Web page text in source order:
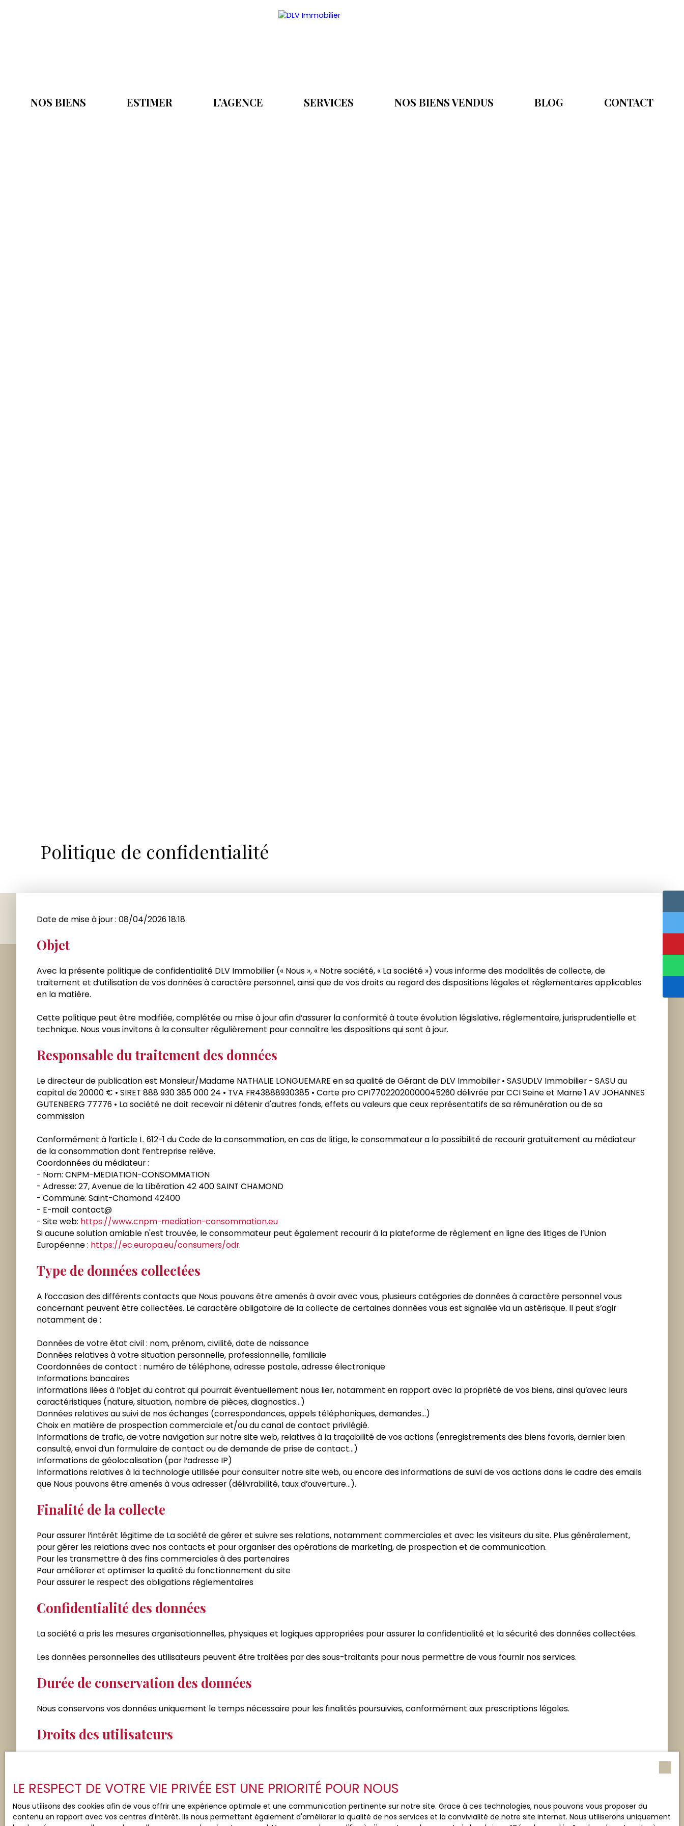
NOS BIENS ESTIMER L'AGENCE SERVICES NOS BIENS VENDUS BLOG CONTACT
Politique de confidentialité
Date de mise à jour : 08/04/2026 18:18
Objet
Avec la présente politique de confidentialité DLV Immobilier (« Nous », « Notre société, « La société ») vous informe des modalités de collecte, de
traitement et d’utilisation de vos données à caractère personnel, ainsi que de vos droits au regard des dispositions légales et réglementaires applicables
en la matière.
Cette politique peut être modifiée, complétée ou mise à jour afin d’assurer la conformité à toute évolution législative, réglementaire, jurisprudentielle et
technique. Nous vous invitons à la consulter régulièrement pour connaître les dispositions qui sont à jour.
Responsable du traitement des données
Le directeur de publication est Monsieur/Madame NATHALIE LONGUEMARE en sa qualité de Gérant de DLV Immobilier • SASUDLV Immobilier - SASU au
capital de 20000 € • SIRET 888 930 385 000 24 • TVA FR43888930385 • Carte pro CPI77022020000045260 délivrée par CCI Seine et Marne 1 AV JOHANNES
GUTENBERG 77776 • La société ne doit recevoir ni détenir d'autres fonds, effets ou valeurs que ceux représentatifs de sa rémunération ou de sa
commission
Conformément à l’article L. 612-1 du Code de la consommation, en cas de litige, le consommateur a la possibilité de recourir gratuitement au médiateur
de la consommation dont l’entreprise relève.
Coordonnées du médiateur :
- Nom: CNPM-MEDIATION-CONSOMMATION
- Adresse: 27, Avenue de la Libération 42 400 SAINT CHAMOND
- Commune: Saint-Chamond 42400
- E-mail: contact@
- Site web: https://www.cnpm-mediation-consommation.eu
Si aucune solution amiable n'est trouvée, le consommateur peut également recourir à la plateforme de règlement en ligne des litiges de l’Union
Européenne : https://ec.europa.eu/consumers/odr.
Type de données collectées
A l’occasion des différents contacts que Nous pouvons être amenés à avoir avec vous, plusieurs catégories de données à caractère personnel vous
concernant peuvent être collectées. Le caractère obligatoire de la collecte de certaines données vous est signalée via un astérisque. Il peut s’agir
notamment de :
Données de votre état civil : nom, prénom, civilité, date de naissance
Données relatives à votre situation personnelle, professionnelle, familiale
Coordonnées de contact : numéro de téléphone, adresse postale, adresse électronique
Informations bancaires
Informations liées à l’objet du contrat qui pourrait éventuellement nous lier, notamment en rapport avec la propriété de vos biens, ainsi qu’avec leurs
caractéristiques (nature, situation, nombre de pièces, diagnostics…)
Données relatives au suivi de nos échanges (correspondances, appels téléphoniques, demandes…)
Choix en matière de prospection commerciale et/ou du canal de contact privilégié.
Informations de trafic, de votre navigation sur notre site web, relatives à la traçabilité de vos actions (enregistrements des biens favoris, dernier bien
consulté, envoi d’un formulaire de contact ou de demande de prise de contact…)
Informations de géolocalisation (par l’adresse IP)
Informations relatives à la technologie utilisée pour consulter notre site web, ou encore des informations de suivi de vos actions dans le cadre des emails
que Nous pouvons être amenés à vous adresser (délivrabilité, taux d’ouverture…).
Finalité de la collecte
Pour assurer l’intérêt légitime de La société de gérer et suivre ses relations, notamment commerciales et avec les visiteurs du site. Plus généralement,
pour gérer les relations avec nos contacts et pour organiser des opérations de marketing, de prospection et de communication.
Pour les transmettre à des fins commerciales à des partenaires
Pour améliorer et optimiser la qualité du fonctionnement du site
Pour assurer le respect des obligations réglementaires
Confidentialité des données
La société a pris les mesures organisationnelles, physiques et logiques appropriées pour assurer la confidentialité et la sécurité des données collectées.
Les données personnelles des utilisateurs peuvent être traitées par des sous-traitants pour nous permettre de vous fournir nos services.
Durée de conservation des données
Nous conservons vos données uniquement le temps nécessaire pour les finalités poursuivies, conformément aux prescriptions légales.
Droits des utilisateurs
leurs données personnelles en
Si vous ne souhaitez pas faire l'objet de prospection commerciale par voie téléphonique, vous pouvez vous inscrire gratuitement sur la liste d'opposition
au démarchage téléphonique, prévu par l'article L223-1 du code de la consommation, sur le site Internetwww.bloctel.gouv.frou par courrier adressé à
LE RESPECT DE VOTRE VIE PRIVÉE EST UNE PRIORITÉ POUR NOUS
Nous utilisons des cookies afin de vous offrir une expérience optimale et une communication pertinente sur notre site. Grace à ces technologies, nous pouvons vous proposer du
contenu en rapport avec vos centres d'intérêt. Ils nous permettent également d'améliorer la qualité de nos services et la convivialité de notre site internet. Nous utiliserons uniquement